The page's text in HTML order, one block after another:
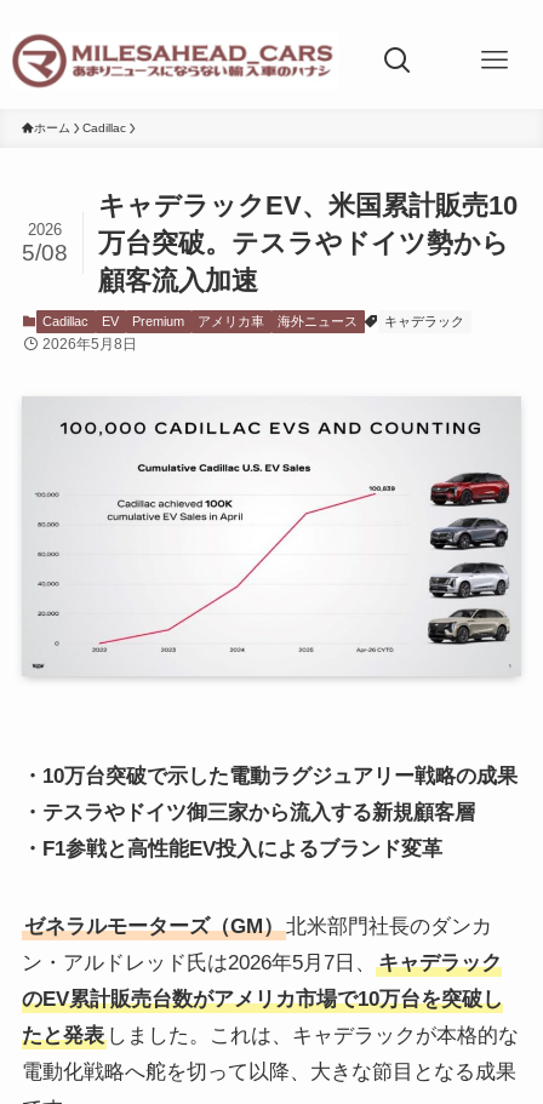
ホーム Cadillac
キャデラックEV、米国累計販売10
万台突破。テスラやドイツ勢から
顧客流入加速
2026
5/08
Cadillac EV Premium アメリカ車 海外ニュース キャデラック
2026年5月8日
・10万台突破で示した電動ラグジュアリー戦略の成果
・テスラやドイツ御三家から流入する新規顧客層
・F1参戦と高性能EV投入によるブランド変革
ゼネラルモーターズ（GM）北米部門社長のダンカ
ン・アルドレッド氏は2026年5月7日、
キャデラック
のEV累計販売台数がアメリカ市場で10万台を突破し
たと発表しました。これは、キャデラックが本格的な
電動化戦略へ舵を切って以降、大きな節目となる成果